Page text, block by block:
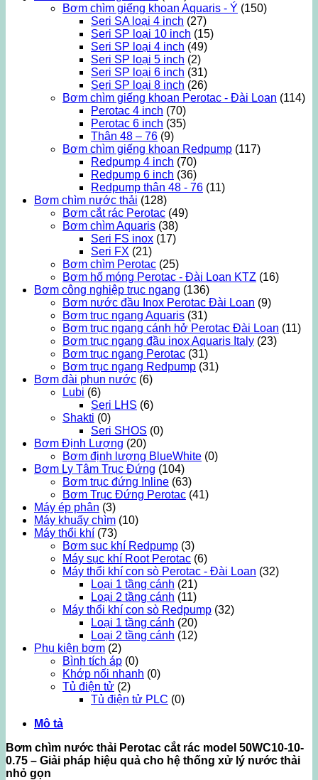
Bơm chìm giếng khoan Aquaris - Ý (150)
Seri SA loại 4 inch (27)
Seri SP loại 10 inch (15)
Seri SP loại 4 inch (49)
Seri SP loại 5 inch (2)
Seri SP loại 6 inch (31)
Seri SP loại 8 inch (26)
Bơm chìm giếng khoan Perotac - Đài Loan (114)
Perotac 4 inch (70)
Perotac 6 inch (35)
Thân 48 – 76 (9)
Bơm chìm giếng khoan Redpump (117)
Redpump 4 inch (70)
Redpump 6 inch (36)
Redpump thân 48 - 76 (11)
Bơm chìm nước thải (128)
Bơm cắt rác Perotac (49)
Bơm chìm Aquaris (38)
Seri FS inox (17)
Seri FX (21)
Bơm chìm Perotac (25)
Bơm hố móng Perotac - Đài Loan KTZ (16)
Bơm công nghiệp trục ngang (136)
Bơm nước đầu Inox Perotac Đài Loan (9)
Bơm trục ngang Aquaris (31)
Bơm trục ngang cánh hở Perotac Đài Loan (11)
Bơm trục ngang đầu inox Aquaris Italy (23)
Bơm trục ngang Perotac (31)
Bơm trục ngang Redpump (31)
Bơm đài phun nước (6)
Lubi (6)
Seri LHS (6)
Shakti (0)
Seri SHOS (0)
Bơm Định Lượng (20)
Bơm định lượng BlueWhite (0)
Bơm Ly Tâm Trục Đứng (104)
Bơm trục đứng Inline (63)
Bơm Trục Đứng Perotac (41)
Máy ép phân (3)
Máy khuấy chìm (10)
Máy thổi khí (73)
Bơm sục khí Redpump (3)
Máy sục khí Root Perotac (6)
Máy thổi khí con sò Perotac - Đài Loan (32)
Loại 1 tầng cánh (21)
Loại 2 tầng cánh (11)
Máy thổi khí con sò Redpump (32)
Loại 1 tầng cánh (20)
Loại 2 tầng cánh (12)
Phụ kiện bơm (2)
Bình tích áp (0)
Khớp nối nhanh (0)
Tủ điện tử (2)
Tủ điện tử PLC (0)
Mô tả
Bơm chìm nước thải Perotac cắt rác model 50WC10-10-
0.75 – Giải pháp hiệu quả cho hệ thống xử lý nước thải
nhỏ gọn